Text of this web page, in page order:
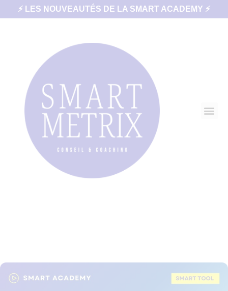
⚡ LES NOUVEAUTÉS DE LA SMART ACADEMY ⚡